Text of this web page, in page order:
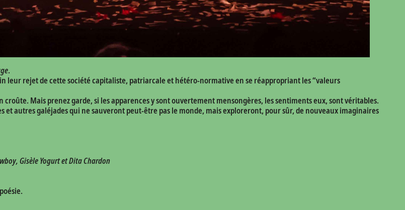
.
rejet de cette société capitaliste, patriarcale et hétéro-normative en se réappropriant les “valeurs
Mais prenez garde, si les apparences y sont ouvertement mensongères, les sentiments eux, sont véritables.
et autres galéjades qui ne sauveront peut-être pas le monde, mais exploreront, pour sûr, de nouveaux imaginaires
Gisèle Yogurt et Dita Chardon